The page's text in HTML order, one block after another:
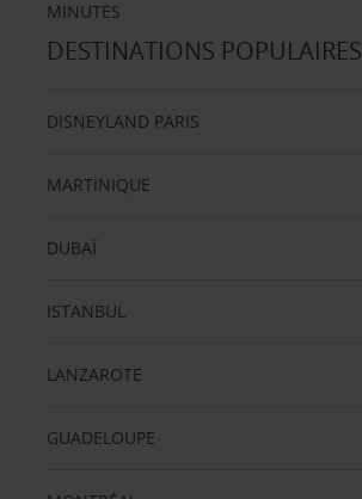
MINUTES
DESTINATIONS POPULAIRES
DISNEYLAND PARIS
MARTINIQUE
DUBAÏ
ISTANBUL
LANZAROTE
GUADELOUPE